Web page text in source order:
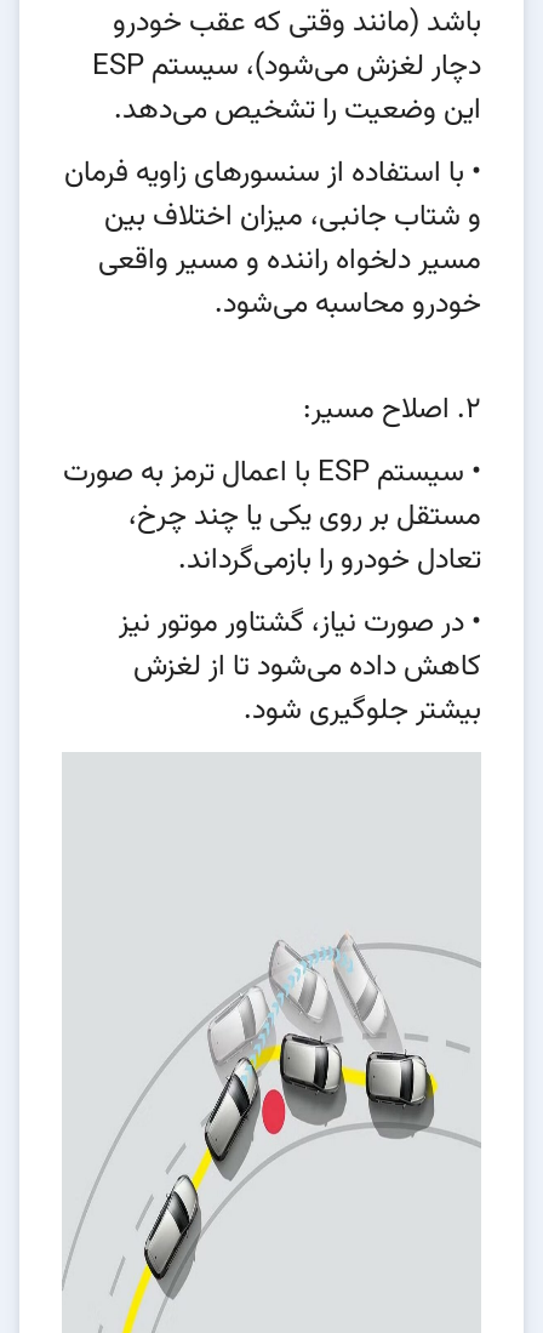
باشد (مانند وقتی که عقب خودرو
دچار لغزش می‌شود)، سیستم ESP
این وضعیت را تشخیص می‌دهد.
• با استفاده از سنسورهای زاویه فرمان
و شتاب جانبی، میزان اختلاف بین
مسیر دلخواه راننده و مسیر واقعی
خودرو محاسبه می‌شود.
2. اصلاح مسیر:
• سیستم ESP با اعمال ترمز به صورت
مستقل بر روی یکی یا چند چرخ،
تعادل خودرو را بازمی‌گرداند.
• در صورت نیاز، گشتاور موتور نیز
کاهش داده می‌شود تا از لغزش
بیشتر جلوگیری شود.